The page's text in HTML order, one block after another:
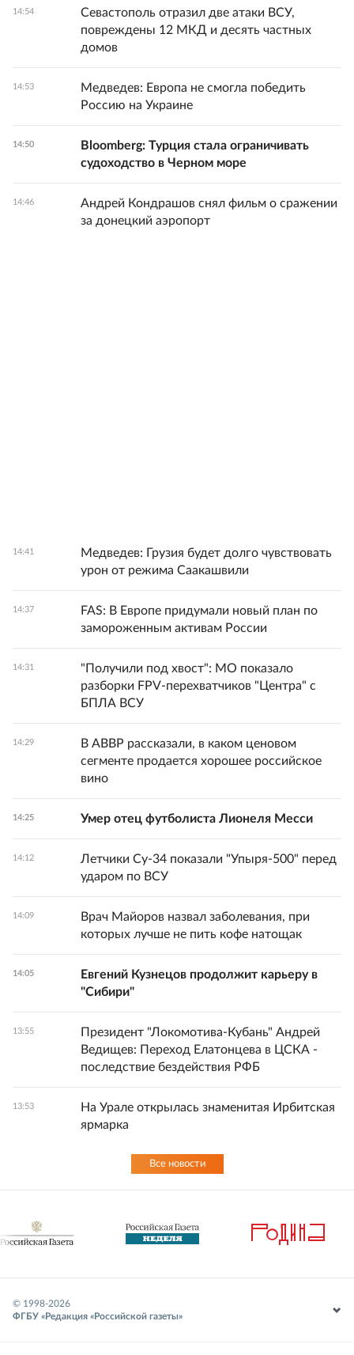
14:54
Севастополь отразил две атаки ВСУ,
повреждены 12 МКД и десять частных
домов
14:53
Медведев: Европа не смогла победить
Россию на Украине
14:50
Bloomberg: Турция стала ограничивать
судоходство в Черном море
14:46
Андрей Кондрашов снял фильм о сражении
за донецкий аэропорт
14:41
Медведев: Грузия будет долго чувствовать
урон от режима Саакашвили
14:37
FAS: В Европе придумали новый план по
замороженным активам России
14:31
"Получили под хвост": МО показало
разборки FPV-перехватчиков "Центра" с
БПЛА ВСУ
14:29
В АВВР рассказали, в каком ценовом
сегменте продается хорошее российское
вино
14:25 Умер отец футболиста Лионеля Месси
14:12
Летчики Су-34 показали "Упыря-500" перед
ударом по ВСУ
14:09
Врач Майоров назвал заболевания, при
которых лучше не пить кофе натощак
14:05
Евгений Кузнецов продолжит карьеру в
"Сибири"
13:55
Президент "Локомотива-Кубань" Андрей
Ведищев: Переход Елатонцева в ЦСКА -
последствие бездействия РФБ
13:53
На Урале открылась знаменитая Ирбитская
ярмарка
Все новости
© 1998-2026
ФГБУ «Редакция «Российской газеты»